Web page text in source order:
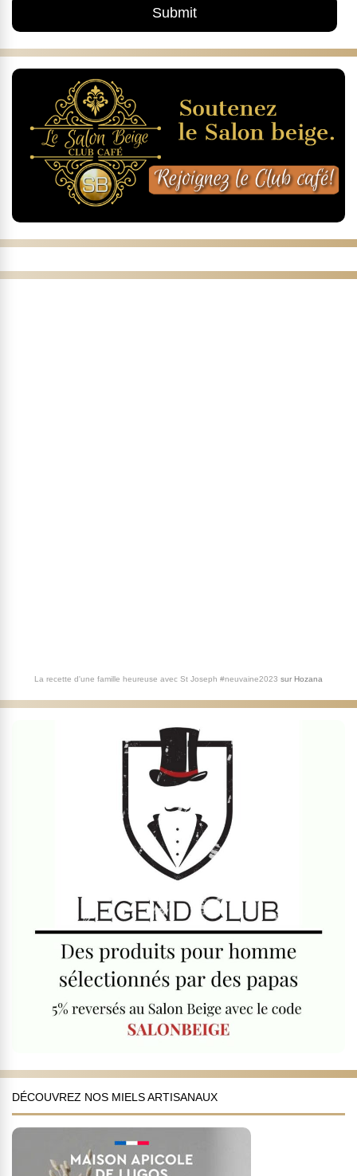
La recette d'une famille heureuse avec St Joseph #neuvaine2023 sur Hozana
DÉCOUVREZ NOS MIELS ARTISANAUX